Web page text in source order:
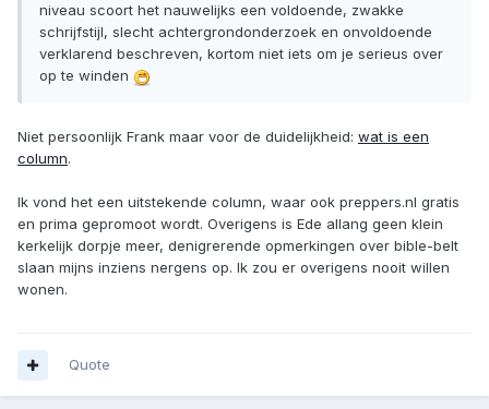
niveau scoort het nauwelijks een voldoende, zwakke
schrijfstijl, slecht achtergrondonderzoek en onvoldoende
verklarend beschreven, kortom niet iets om je serieus over
op te winden
Niet persoonlijk Frank maar voor de duidelijkheid: wat is een
column.
Ik vond het een uitstekende column, waar ook preppers.nl gratis
en prima gepromoot wordt. Overigens is Ede allang geen klein
kerkelijk dorpje meer, denigrerende opmerkingen over bible-belt
slaan mijns inziens nergens op. Ik zou er overigens nooit willen
wonen.
Quote